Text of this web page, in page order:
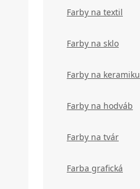
Farby na textil
Farby na sklo
Farby na keramiku
Farby na hodváb
Farby na tvár
Farba grafická